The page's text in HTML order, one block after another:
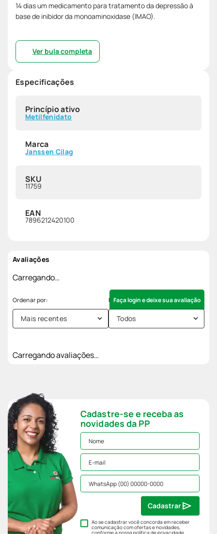
14 dias um medicamento para tratamento da depressão à
base de inibidor da monoaminoxidase (IMAO).
Ver bula completa
Especificações
Princípio ativo
Metilfenidato
Marca
Janssen Cilag
SKU
11759
EAN
7896212420100
Avaliações
Carregando…
Faça login e deixe sua avaliação
Mais recentes Todos
Carregando avaliações…
Cadastre-se e receba as
novidades da PP
Ao se cadastrar você concorda em receber
comunicação com ofertas e novidades,
conforme a nossapolítica de privacidade.
Cadastrar